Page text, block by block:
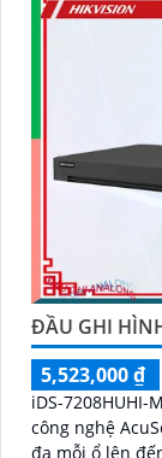
ĐẦU GHI
5,523,000 ₫
iDS-7208HUHI-
công nghệ